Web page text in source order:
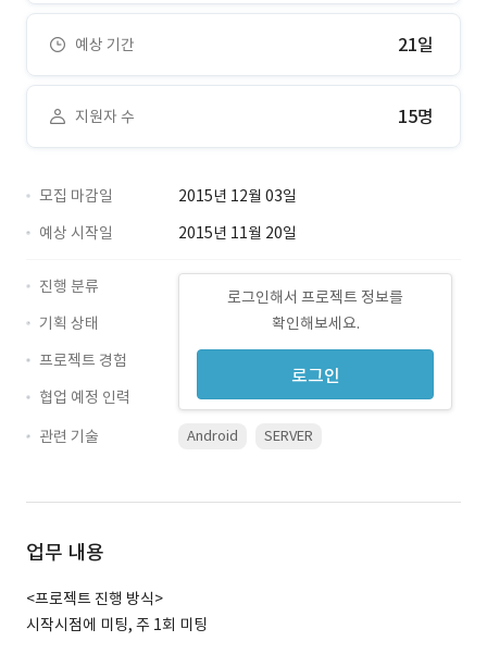
예상 기간 21일
지원자 수 15명
모집 마감일
2015년 12월 03일
예상 시작일
2015년 11월 20일
로그인해서 프로젝트 정보를
확인해보세요.
로그인
진행 분류
기획 상태
프로젝트 경험
협업 예정 인력
관련 기술
Android SERVER
업무 내용
<프로젝트 진행 방식>
시작시점에 미팅, 주 1회 미팅